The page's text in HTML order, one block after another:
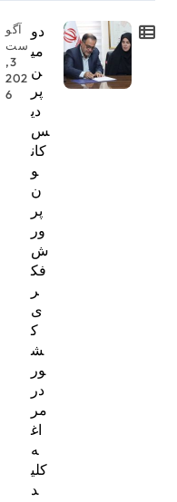
دو
می
ن
پر
دی
س
کان
و
ن
پر
ور
ش
فک
ر
ی
ک
ش
ور
در
مر
اغ
ه
کلی
د
آگو
ست
3,
202
6